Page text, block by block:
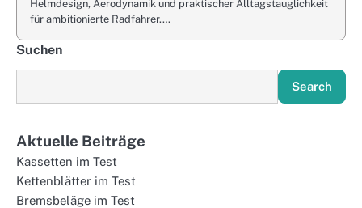
Helmdesign, Aerodynamik und praktischer Alltagstauglichkeit
für ambitionierte Radfahrer.…
Suchen
Search
Aktuelle Beiträge
Kassetten im Test
Kettenblätter im Test
Bremsbeläge im Test